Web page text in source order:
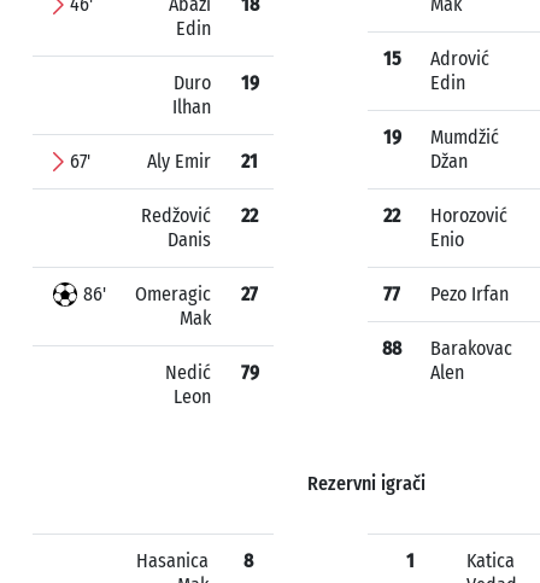
Edin
Duro
Ilhan
19
67' Aly Emir 21
Redžović
Danis
22
86'
Omeragic
Mak
27
Nedić
Leon
79
15
Adrović
Edin
19
Mumdžić
Džan
22
Horozović
Enio
77 Pezo Irfan
88
Barakovac
Alen
Rezervni igrači
Hasanica
8 1
Katica